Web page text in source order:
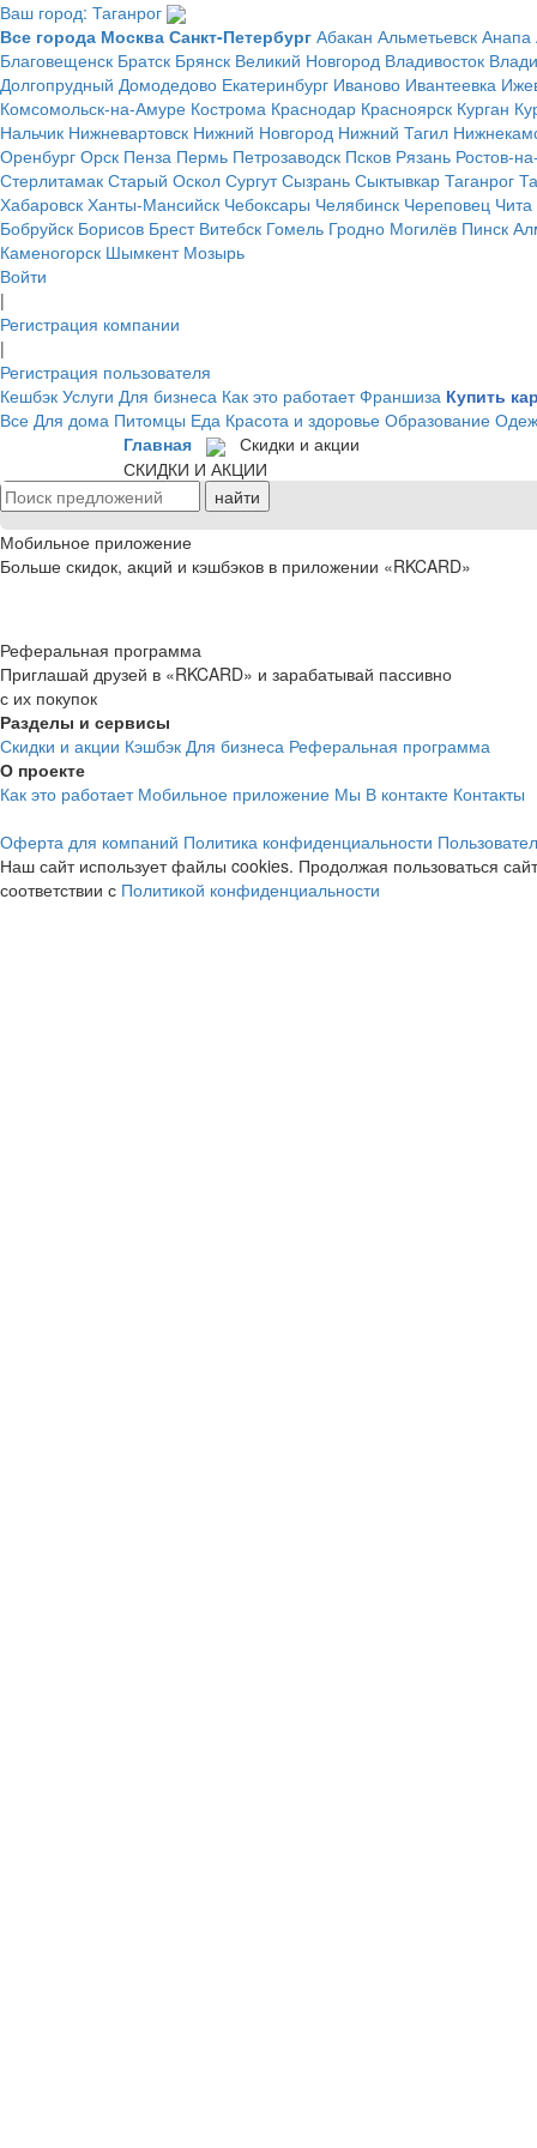
Ваш город: Таганрог
Все города Москва Санкт-Петербург Абакан Альметьевск Анапа
Благовещенск Братск Брянск Великий Новгород Владивосток
Долгопрудный Домодедово Екатеринбург Иваново Ивантеевка
Комсомольск-на-Амуре Кострома Краснодар Красноярск Курган
Нальчик Нижневартовск Нижний Новгород Нижний Тагил
Оренбург Орск Пенза Пермь Петрозаводск Псков Рязань Ростов-
Стерлитамак Старый Оскол Сургут Сызрань Сыктывкар Таганрог
Хабаровск Ханты-Мансийск Чебоксары Челябинск Череповец Чита
Бобруйск Борисов Брест Витебск Гомель Гродно Могилёв Пинск
Каменогорск Шымкент Мозырь
Войти
|
Регистрация компании
|
Регистрация пользователя
Кешбэк Услуги Для бизнеса Как это работает Франшиза Купить
Все Для дома Питомцы Еда Красота и здоровье Образование
Главная
Скидки и акции
СКИДКИ И АКЦИИ
Мобильное приложение
Больше скидок, акций и кэшбэков в приложении «RKCARD»
Реферальная программа
Приглашай друзей в «RKCARD» и зарабатывай пассивно
с их покупок
Разделы и сервисы
Скидки и акции Кэшбэк Для бизнеса Реферальная программа
О проекте
Как это работает Мобильное приложение Мы В контакте Контакты
Оферта для компаний Политика конфиденциальности
Наш сайт использует файлы cookies. Продолжая пользоваться
соответствии с Политикой конфиденциальности